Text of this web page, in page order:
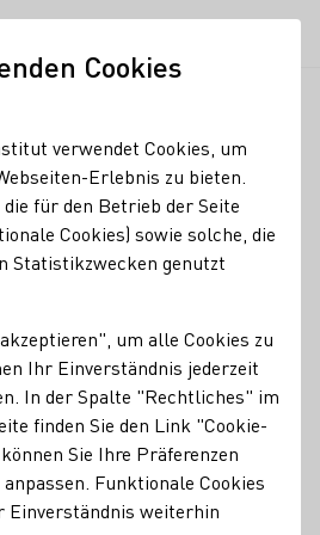
durch
Anbaugebiet Radebeul
ca. 4 - 5 km mit Auf- und
am Wege und zum
und Trittfestigkeit
Cookies
verwendet Cookies, um
Erlebnis zu bieten.
die für den Betrieb der Seite
Cookies) sowie solche, die
Statistikzwecken genutzt
um alle Cookies zu
Ihr Einverständnis jederzeit
In der Spalte "Rechtliches" im
finden Sie den Link "Cookie-
Sie Ihre Präferenzen
Funktionale Cookies
Einverständnis weiterhin